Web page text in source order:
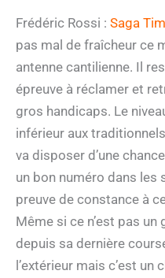
Frédéric Rossi : Saga
pas mal de fraîcheur ce
antenne cantilienne. Il
épreuve à réclamer et
gros handicaps. Le
inférieur aux
va disposer d’une
un bon numéro dans les
preuve de constance à
Même si ce n’est pas
depuis sa dernière
l’extérieur mais c’est un